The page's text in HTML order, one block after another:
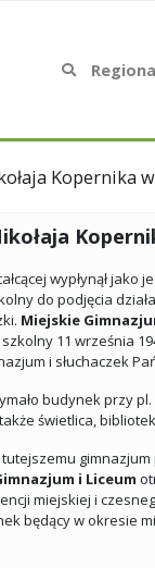
Kopernika
wypłynął
do podjęcia
Miejskie
11 września
i słuchaczek
budynek przy
świetlica,
i Liceum
miejskiej i
będący w okresie